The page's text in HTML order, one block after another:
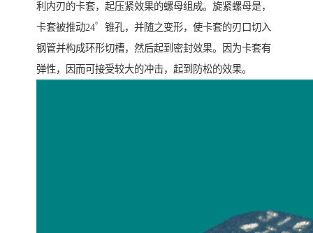
利内刃的卡套，起压紧效果的螺母组成。旋紧螺母是，
卡套被推动24゜锥孔，并随之变形，使卡套的刃口切入
钢管并构成环形切槽，然后起到密封效果。因为卡套有
弹性，因而可接受较大的冲击，起到防松的效果。